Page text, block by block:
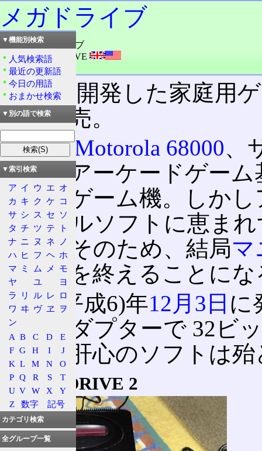
メガドライブ
読み：メガドライブ
外語：MEGA DRIVE
品詞：商品名
セガの開発した家庭用
29日発売。
CPUにMotorola 68000、
当時のアーケードゲー
持ったゲーム機。しか
リジナルソフトに恵ま
った。そのため、結局マ
の生涯を終えることに
1994(平成6)年12月3日 に
いうアダプターで 32ビ
むが、肝心のソフトは
MEGA DRIVE 2
▼機能別検索
人気検索語
最近の更新語
今日の用語
おまかせ検索
▼別の語で検索
▼索引検索
ア イ ウ エ オ
カ キ ク ケ コ
サ シ ス セ ソ
タ チ ツ テ
ト
ナ ニ ヌ ネ
ノ
ハ ヒ フ ヘ ホ
マ ミ ム メ
モ
ヤ
ユ
ヨ
ラ
リ ル レ ロ
ワ ヰ ヴ ヱ
ヲ
ン
A B C D
E
F G H I
J
K L M N
O
P Q R S
T
U V W X
Y
Z
数字 記号
カテゴリ検索
全グループ一覧